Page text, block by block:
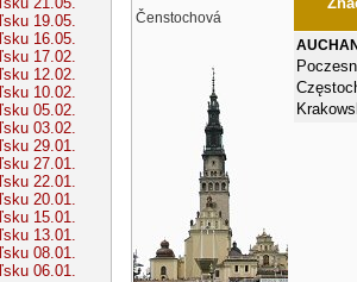
19.05.
16.05.
17.02.
12.02.
10.02.
05.02.
03.02.
29.01.
27.01.
22.01.
20.01.
15.01.
13.01.
08.01.
06.01.
Čenstochová